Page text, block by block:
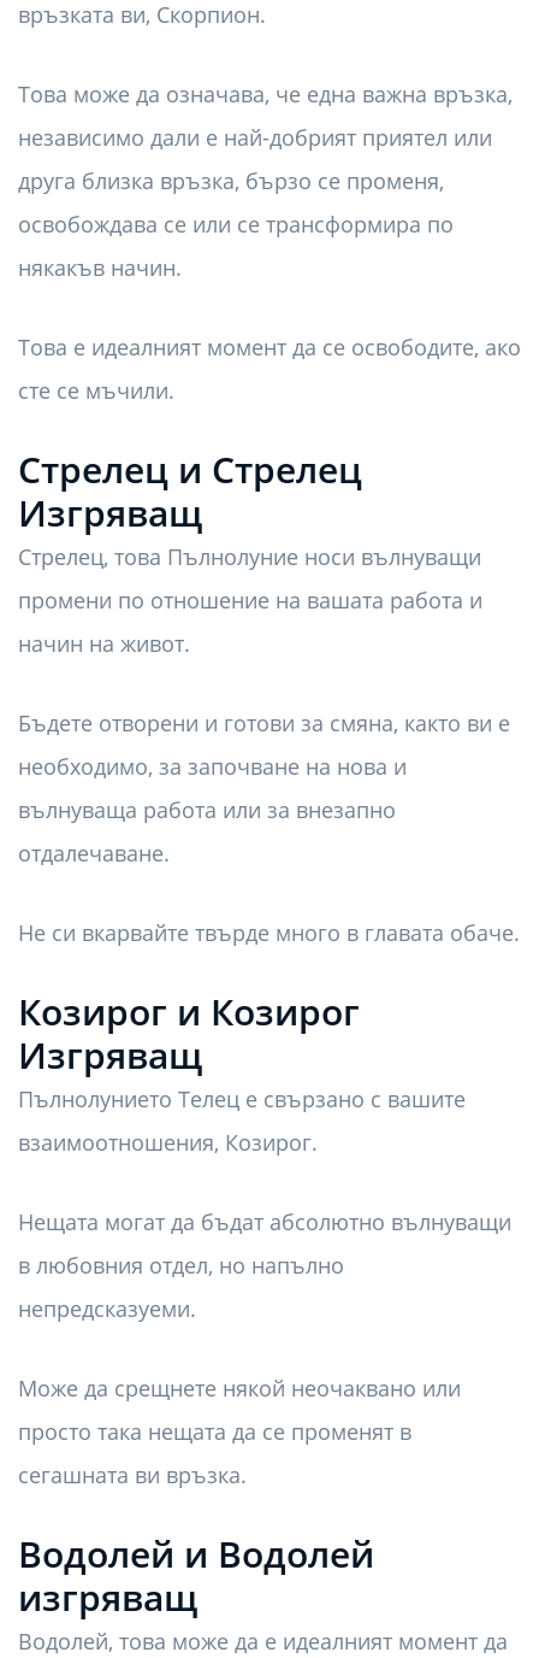
връзката ви, Скорпион.
Това може да означава, че една важна връзка,
независимо дали е най-добрият приятел или
друга близка връзка, бързо се променя,
освобождава се или се трансформира по
някакъв начин.
Това е идеалният момент да се освободите, ако
сте се мъчили.
Стрелец и Стрелец
Изгряващ
Стрелец, това Пълнолуние носи вълнуващи
промени по отношение на вашата работа и
начин на живот.
Бъдете отворени и готови за смяна, както ви е
необходимо, за започване на нова и
вълнуваща работа или за внезапно
отдалечаване.
Не си вкарвайте твърде много в главата обаче.
Козирог и Козирог
Изгряващ
Пълнолунието Телец е свързано с вашите
взаимоотношения, Козирог.
Нещата могат да бъдат абсолютно вълнуващи
в любовния отдел, но напълно
непредсказуеми.
Може да срещнете някой неочаквано или
просто така нещата да се променят в
сегашната ви връзка.
Водолей и Водолей
изгряващ
Водолей, това може да е идеалният момент да